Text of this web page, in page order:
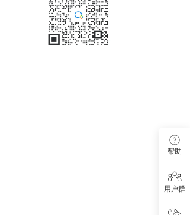
帮助
用户群